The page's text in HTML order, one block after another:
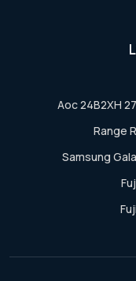
Aoc 24B2XH
Range
Samsung